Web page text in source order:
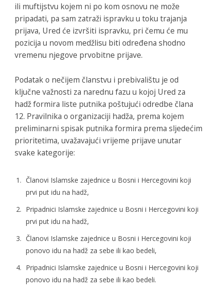
ili muftijstvu kojem ni po kom osnovu ne može
pripadati, pa sam zatraži ispravku u toku trajanja
prijava, Ured će izvršiti ispravku, pri čemu će mu
pozicija u novom medžlisu biti određena shodno
vremenu njegove prvobitne prijave.
Podatak o nečijem članstvu i prebivalištu je od
ključne važnosti za narednu fazu u kojoj Ured za
hadž formira liste putnika poštujući odredbe člana
12. Pravilnika o organizaciji hadža, prema kojem
preliminarni spisak putnika formira prema sljedećim
prioritetima, uvažavajući vrijeme prijave unutar
svake kategorije:
Članovi Islamske zajednice u Bosni i Hercegovini koji
prvi put idu na hadž,
Pripadnici Islamske zajednice u Bosni i Hercegovini koji
prvi put idu na hadž,
Članovi Islamske zajednice u Bosni i Hercegovini koji
ponovo idu na hadž za sebe ili kao bedeli,
Pripadnici Islamske zajednice u Bosni i Hercegovini koji
ponovo idu na hadž za sebe ili kao bedeli.